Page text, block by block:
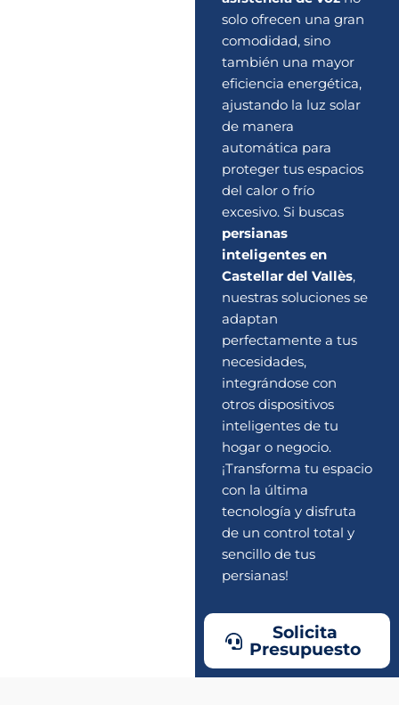
solo ofrecen una gran
comodidad, sino
también una mayor
eficiencia energética,
ajustando la luz solar
de manera
automática para
proteger tus espacios
del calor o frío
excesivo. Si buscas
persianas
inteligentes en
Castellar del Vallès,
nuestras soluciones se
adaptan
perfectamente a tus
necesidades,
integrándose con
otros dispositivos
inteligentes de tu
hogar o negocio.
¡Transforma tu espacio
con la última
tecnología y disfruta
de un control total y
sencillo de tus
persianas!
Solicita
Presupuesto